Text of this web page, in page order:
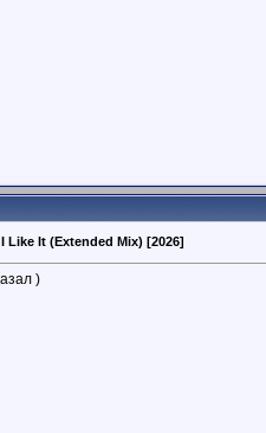
Like It (Extended Mix) [2026]
)